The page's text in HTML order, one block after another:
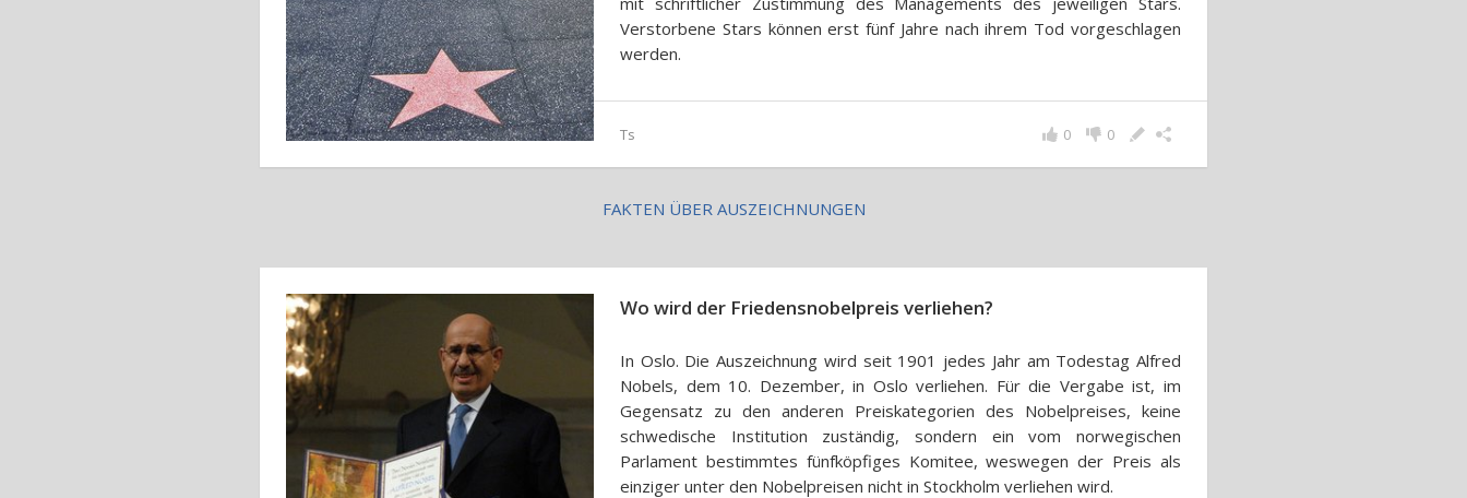
Verstorbene Stars können erst fünf Jahre nach ihrem Tod vorgeschlagen
werden.
Ts 0
0
FAKTEN ÜBER AUSZEICHNUNGEN
Wo wird der Friedensnobelpreis verliehen?
In Oslo. Die Auszeichnung wird seit 1901 jedes Jahr am Todestag Alfred
Nobels, dem 10. Dezember, in Oslo verliehen. Für die Vergabe ist, im
Gegensatz zu den anderen Preiskategorien des Nobelpreises, keine
schwedische Institution zuständig, sondern ein vom norwegischen
Parlament bestimmtes fünfköpfiges Komitee, weswegen der Preis als
einziger unter den Nobelpreisen nicht in Stockholm verliehen wird.